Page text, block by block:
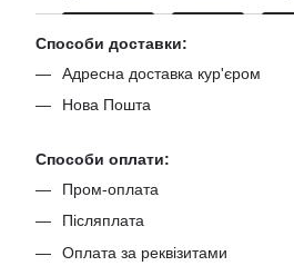
Способи доставки:
Адресна доставка кур'єром
Нова Пошта
Способи оплати:
Пром-оплата
Післяплата
Оплата за реквізитами